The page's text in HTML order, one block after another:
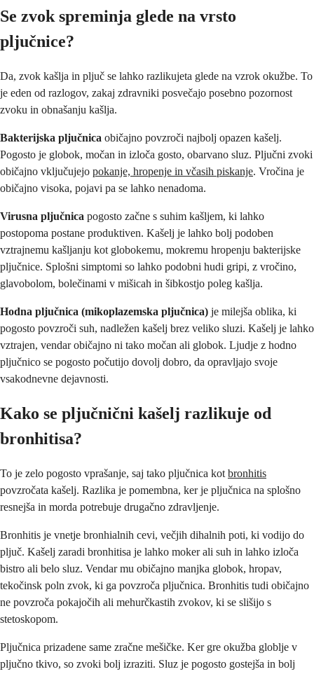
Se zvok spreminja glede na vrsto
pljučnice?
Da, zvok kašlja in pljuč se lahko razlikujeta glede na vzrok okužbe. To
je eden od razlogov, zakaj zdravniki posvečajo posebno pozornost
zvoku in obnašanju kašlja.
Bakterijska pljučnica običajno povzroči najbolj opazen kašelj.
Pogosto je globok, močan in izloča gosto, obarvano sluz. Pljučni zvoki
običajno vključujejo pokanje, hropenje in včasih piskanje. Vročina je
običajno visoka, pojavi pa se lahko nenadoma.
Virusna pljučnica pogosto začne s suhim kašljem, ki lahko
postopoma postane produktiven. Kašelj je lahko bolj podoben
vztrajnemu kašljanju kot globokemu, mokremu hropenju bakterijske
pljučnice. Splošni simptomi so lahko podobni hudi gripi, z vročino,
glavobolom, bolečinami v mišicah in šibkostjo poleg kašlja.
Hodna pljučnica (mikoplazemska pljučnica) je milejša oblika, ki
pogosto povzroči suh, nadležen kašelj brez veliko sluzi. Kašelj je lahko
vztrajen, vendar običajno ni tako močan ali globok. Ljudje z hodno
pljučnico se pogosto počutijo dovolj dobro, da opravljajo svoje
vsakodnevne dejavnosti.
Kako se pljučnični kašelj razlikuje od
bronhitisa?
To je zelo pogosto vprašanje, saj tako pljučnica kot bronhitis
povzročata kašelj. Razlika je pomembna, ker je pljučnica na splošno
resnejša in morda potrebuje drugačno zdravljenje.
Bronhitis je vnetje bronhialnih cevi, večjih dihalnih poti, ki vodijo do
pljuč. Kašelj zaradi bronhitisa je lahko moker ali suh in lahko izloča
bistro ali belo sluz. Vendar mu običajno manjka globok, hropav,
tekočinsk poln zvok, ki ga povzroča pljučnica. Bronhitis tudi običajno
ne povzroča pokajočih ali mehurčkastih zvokov, ki se slišijo s
stetoskopom.
Pljučnica prizadene same zračne mešičke. Ker gre okužba globlje v
pljučno tkivo, so zvoki bolj izraziti. Sluz je pogosto gostejša in bolj